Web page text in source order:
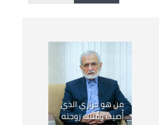
من هو خرازي الذي
أُصيب وقُتلت زوجته